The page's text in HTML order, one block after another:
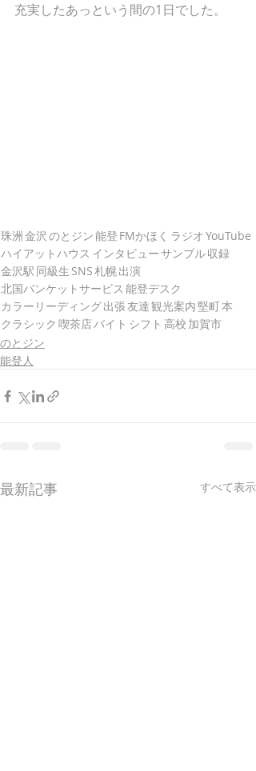
充実したあっという間の1日でした。
珠洲金沢 のとジン能登 FMかほく ラジオYouTube
ハイアットハウス インタビューサンプル収録
金沢駅 同級生 SNS札幌出演
北国バンケットサービス 能登デスク
カラーリーディング出張友達観光案内堅町本
クラシック 喫茶店バイト シフト 高校 加賀市
のとジン
能登人
最新記事 すべて表示